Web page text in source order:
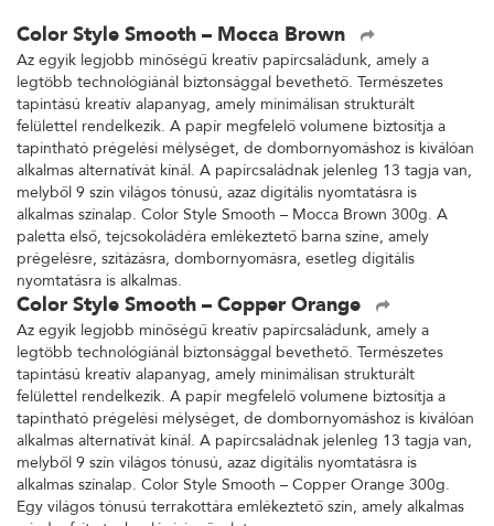
Color Style Smooth – Mocca Brown
Az egyik legjobb minőségű kreatív papírcsaládunk, amely a
legtöbb technológiánál biztonsággal bevethető. Természetes
tapintású kreatív alapanyag, amely minimálisan strukturált
felülettel rendelkezik. A papír megfelelő volumene biztosítja a
tapintható prégelési mélységet, de dombornyomáshoz is kiválóan
alkalmas alternatívát kínál. A papírcsaládnak jelenleg 13 tagja van,
melyből 9 szín világos tónusú, azaz digitális nyomtatásra is
alkalmas színalap. Color Style Smooth – Mocca Brown 300g. A
paletta első, tejcsokoládéra emlékeztető barna színe, amely
prégelésre, szitázásra, dombornyomásra, esetleg digitális
nyomtatásra is alkalmas.
Color Style Smooth – Copper Orange
Az egyik legjobb minőségű kreatív papírcsaládunk, amely a
legtöbb technológiánál biztonsággal bevethető. Természetes
tapintású kreatív alapanyag, amely minimálisan strukturált
felülettel rendelkezik. A papír megfelelő volumene biztosítja a
tapintható prégelési mélységet, de dombornyomáshoz is kiválóan
alkalmas alternatívát kínál. A papírcsaládnak jelenleg 13 tagja van,
melyből 9 szín világos tónusú, azaz digitális nyomtatásra is
alkalmas színalap. Color Style Smooth – Copper Orange 300g.
Egy világos tónusú terrakottára emlékeztető szín, amely alkalmas